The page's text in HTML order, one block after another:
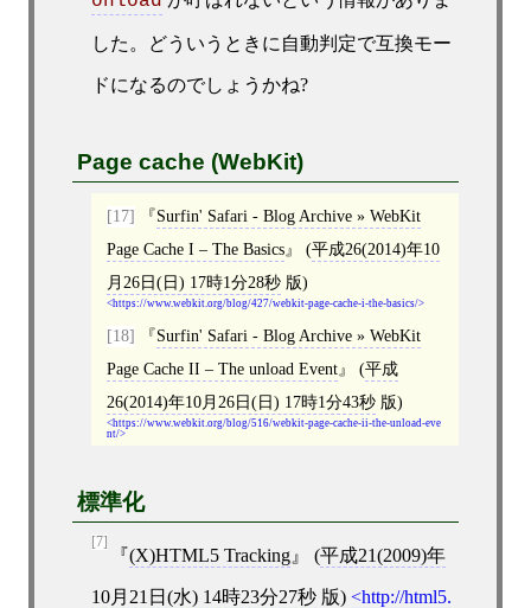
した。どういうときに自動判定で互換モー
ドになるのでしょうかね?
Page cache (WebKit)
[17]
Surfin' Safari - Blog Archive » WebKit
Page Cache I – The Basics
(平成26(2014)年10
月26日(日) 17時1分28秒版)
https://www.webkit.org/blog/427/webkit-page-cache-i-the-basics/
[18]
Surfin' Safari - Blog Archive » WebKit
Page Cache II – The unload Event
(平成
26(2014)年10月26日(日) 17時1分43秒版)
https://www.webkit.org/blog/516/webkit-page-cache-ii-the-unload-eve
nt/
標準化
[7]
(X)HTML5 Tracking (平成21(2009)年
10月21日(水) 14時23分27秒版) http://html5.